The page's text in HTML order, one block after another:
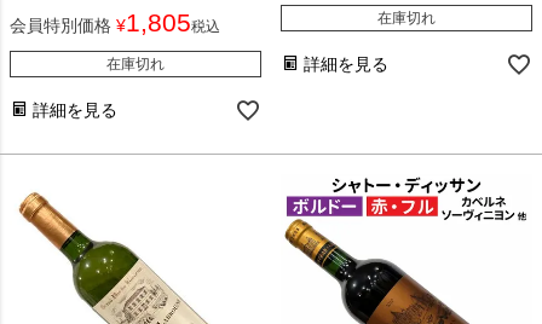
会員特別価格 ¥1,805税込
在庫切れ
詳細を見る
在庫切れ
詳細を見る